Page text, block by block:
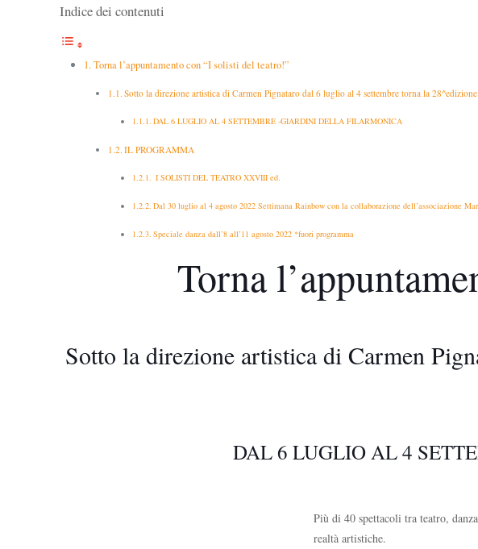
Indice dei contenuti
Torna l’appuntamento con “I solisti del teatro!”
Sotto la direzione artistica di Carmen Pignataro dal 6 luglio al 4 settembre torna la
DAL 6 LUGLIO AL 4 SETTEMBRE -GIARDINI DELLA FILARMONICA
IL PROGRAMMA
I SOLISTI DEL TEATRO XXVIII ed.
Dal 30 luglio al 4 agosto 2022 Settimana Rainbow con la collaborazione dell’associazione
Speciale danza dall’8 all’11 agosto 2022 *fuori programma
Torna
Sotto la direzione artistica di Carmen
DAL 6 LUGLIO AL 4
Più di 40 spettacoli tra teatro,
realtà artistiche.